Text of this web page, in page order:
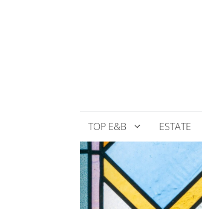
TOP E&B ESTATE